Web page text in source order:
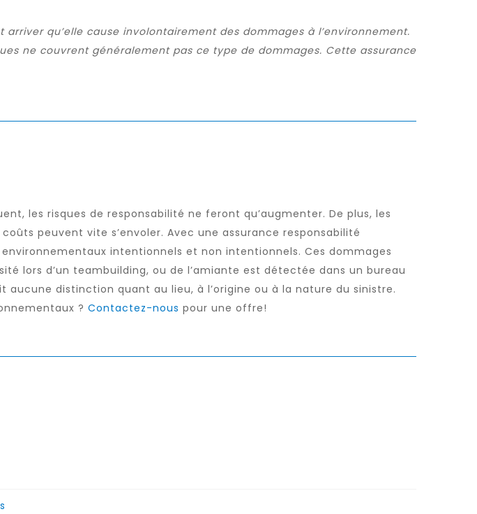
qu’elle cause involontairement des dommages à l’environnement.
ne couvrent généralement pas ce type de dommages. Cette assurance
les risques de responsabilité ne feront qu’augmenter. De plus, les
peuvent vite s’envoler. Avec une assurance responsabilité
intentionnels et non intentionnels. Ces dommages
lors d’un teambuilding, ou de l’amiante est détectée dans un bureau
distinction quant au lieu, à l’origine ou à la nature du sinistre.
? Contactez-nous pour une offre!